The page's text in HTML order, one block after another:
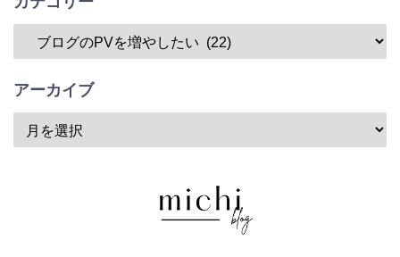
アーカイブ